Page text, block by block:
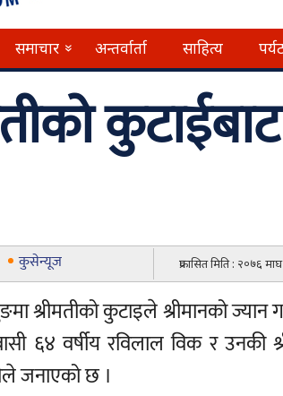
समाचार » अन्तर्वार्ता साहित्य
कुसेन्यूज प्रकासित मिति : २०७६
श्रीमतीको कुटाइले श्रीमानको
६४ वर्षीय रविलाल विक र उनकी
जनाएको छ ।